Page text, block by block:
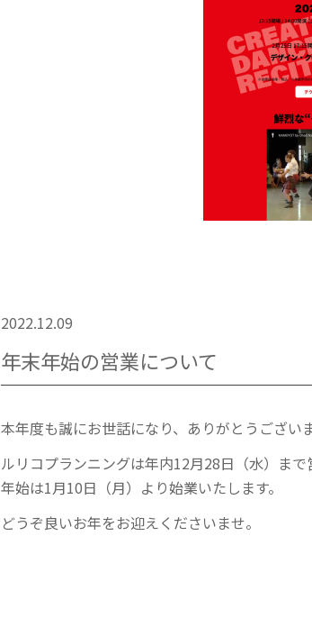
2022.12.09
年末年始の営業について
本年度も誠にお世話になり、ありがとうござい
ルリコプランニングは年内12月28日（水）まで
年始は1月10日（月）より始業いたします。
どうぞ良いお年をお迎えくださいませ。